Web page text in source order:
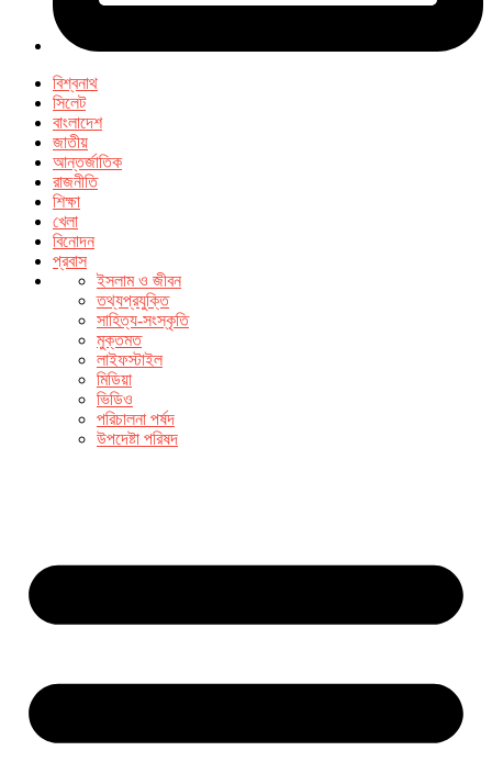
বিশ্বনাথ
সিলেট
বাংলাদেশ
জাতীয়
আন্তর্জাতিক
রাজনীতি
শিক্ষা
খেলা
বিনোদন
প্রবাস
ইসলাম ও জীবন
তথ্যপ্রযুক্তি
সাহিত্য-সংস্কৃতি
মুক্তমত
লাইফস্টাইল
মিডিয়া
ভিডিও
পরিচালনা পর্ষদ
উপদেষ্টা পরিষদ